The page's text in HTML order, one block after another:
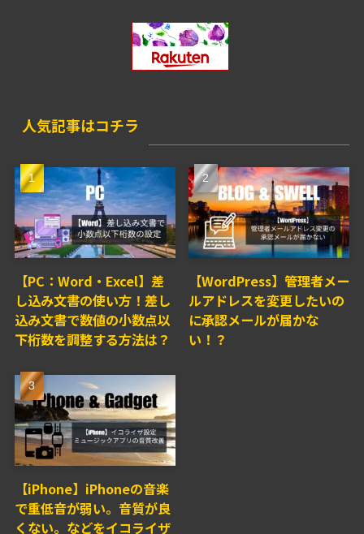
人気記事はコチラ
【PC：Word・Excel】差
し込み文書の使い方！差し
込み文書で数値の小数点以
下桁数を調整する方法は？
【WordPress】管理者メー
ルアドレスを変更したいの
に承認メールが届かな
い！？
【iPhone】iPhoneの音楽
で重低音が弱い。音質が良
くない。などをイコライザ